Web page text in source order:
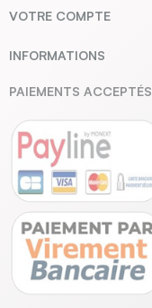
VOTRE COMPTE
INFORMATIONS
PAIEMENTS ACCEPTÉS